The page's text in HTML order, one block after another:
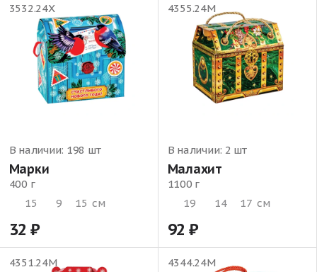
3532.24Х
В наличии: 198 шт
Марки
400 г
15
9 15 см
32
4355.24М
В наличии: 2 шт
Малахит
1100 г
19
14 17 см
92
4351.24М 4344.24М